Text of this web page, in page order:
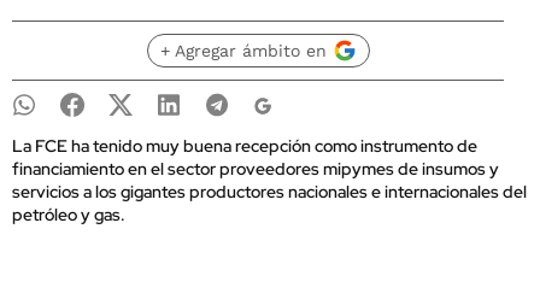
+ Agregar ámbito en
La FCE ha tenido muy buena recepción como instrumento de
financiamiento en el sector proveedores mipymes de insumos y
servicios a los gigantes productores nacionales e internacionales del
petróleo y gas.